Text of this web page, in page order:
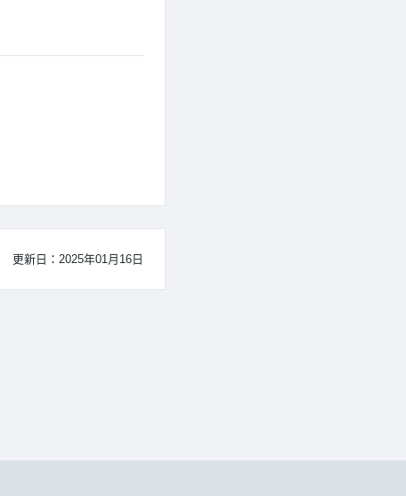
更新日：2025年01月16日